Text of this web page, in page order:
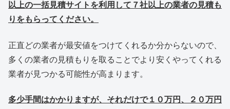
以上の一括見積サイトを利用して７社以上の業者の見積も
りをもらってください。
正直どの業者が最安値をつけてくれるか分からないので、
多くの業者の見積もりを取ることでより安くやってくれる
業者が見つかる可能性が高まります。
多少手間はかかりますが、それだけで１０万円、２０万円